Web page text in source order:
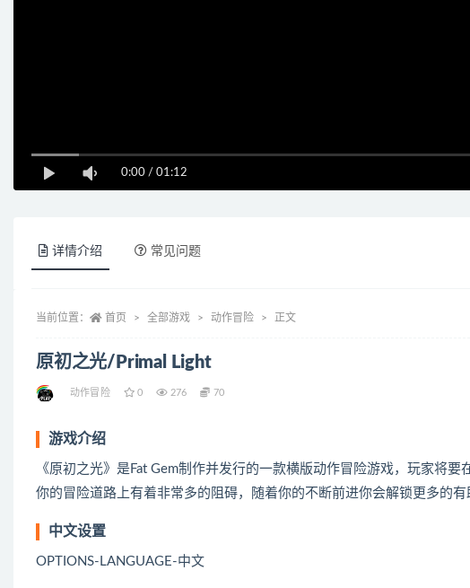
0:00 / 01:12
详情介绍 常见问题
当前位置： 首页 全部游戏 动作冒险 正文
原初之光/Primal Light
动作冒险 0 276 70
游戏介绍
《原初之光》是Fat Gem制作并发行的一款横版动作冒险游戏，玩家将
你的冒险道路上有着非常多的阻碍，随着你的不断前进你会解锁更多的
中文设置
OPTIONS-LANGUAGE-中文